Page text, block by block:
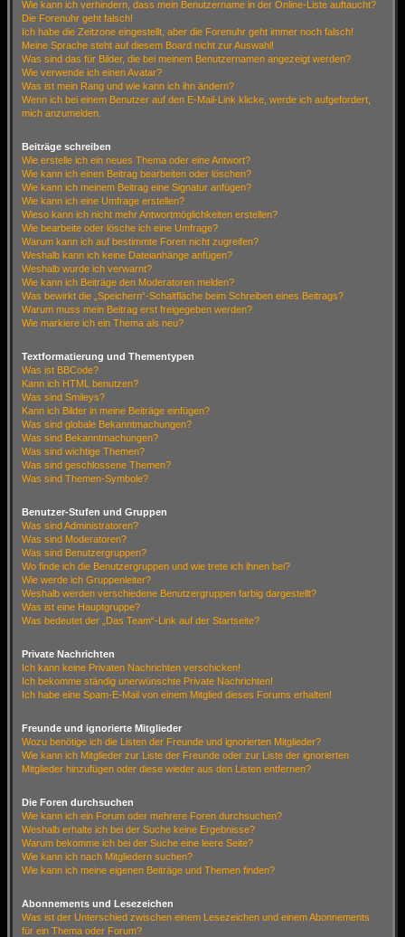
Wie kann ich verhindern, dass mein Benutzername in der Online-Liste auftaucht?
Die Forenuhr geht falsch!
Ich habe die Zeitzone eingestellt, aber die Forenuhr geht immer noch falsch!
Meine Sprache steht auf diesem Board nicht zur Auswahl!
Was sind das für Bilder, die bei meinem Benutzernamen angezeigt werden?
Wie verwende ich einen Avatar?
Was ist mein Rang und wie kann ich ihn ändern?
Wenn ich bei einem Benutzer auf den E-Mail-Link klicke, werde ich aufgefordert,
mich anzumelden.
Beiträge schreiben
Wie erstelle ich ein neues Thema oder eine Antwort?
Wie kann ich einen Beitrag bearbeiten oder löschen?
Wie kann ich meinem Beitrag eine Signatur anfügen?
Wie kann ich eine Umfrage erstellen?
Wieso kann ich nicht mehr Antwortmöglichkeiten erstellen?
Wie bearbeite oder lösche ich eine Umfrage?
Warum kann ich auf bestimmte Foren nicht zugreifen?
Weshalb kann ich keine Dateianhänge anfügen?
Weshalb wurde ich verwarnt?
Wie kann ich Beiträge den Moderatoren melden?
Was bewirkt die „Speichern“-Schaltfläche beim Schreiben eines Beitrags?
Warum muss mein Beitrag erst freigegeben werden?
Wie markiere ich ein Thema als neu?
Textformatierung und Thementypen
Was ist BBCode?
Kann ich HTML benutzen?
Was sind Smileys?
Kann ich Bilder in meine Beiträge einfügen?
Was sind globale Bekanntmachungen?
Was sind Bekanntmachungen?
Was sind wichtige Themen?
Was sind geschlossene Themen?
Was sind Themen-Symbole?
Benutzer-Stufen und Gruppen
Was sind Administratoren?
Was sind Moderatoren?
Was sind Benutzergruppen?
Wo finde ich die Benutzergruppen und wie trete ich ihnen bei?
Wie werde ich Gruppenleiter?
Weshalb werden verschiedene Benutzergruppen farbig dargestellt?
Was ist eine Hauptgruppe?
Was bedeutet der „Das Team“-Link auf der Startseite?
Private Nachrichten
Ich kann keine Privaten Nachrichten verschicken!
Ich bekomme ständig unerwünschte Private Nachrichten!
Ich habe eine Spam-E-Mail von einem Mitglied dieses Forums erhalten!
Freunde und ignorierte Mitglieder
Wozu benötige ich die Listen der Freunde und ignorierten Mitglieder?
Wie kann ich Mitglieder zur Liste der Freunde oder zur Liste der ignorierten
Mitglieder hinzufügen oder diese wieder aus den Listen entfernen?
Die Foren durchsuchen
Wie kann ich ein Forum oder mehrere Foren durchsuchen?
Weshalb erhalte ich bei der Suche keine Ergebnisse?
Warum bekomme ich bei der Suche eine leere Seite?
Wie kann ich nach Mitgliedern suchen?
Wie kann ich meine eigenen Beiträge und Themen finden?
Abonnements und Lesezeichen
Was ist der Unterschied zwischen einem Lesezeichen und einem Abonnements
für ein Thema oder Forum?